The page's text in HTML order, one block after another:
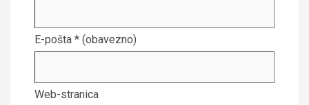
E-pošta * (obavezno)
Web-stranica